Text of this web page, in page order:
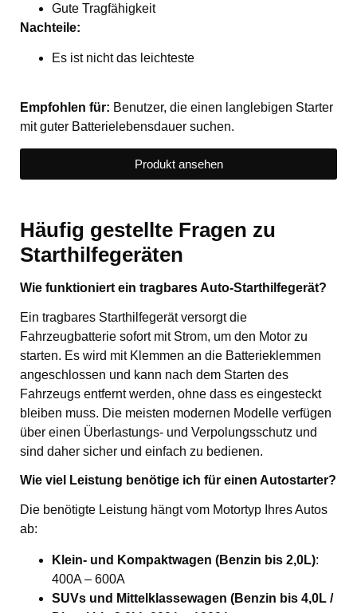
Gute Tragfähigkeit
Nachteile:
Es ist nicht das leichteste
Empfohlen für: Benutzer, die einen langlebigen Starter
mit guter Batterielebensdauer suchen.
Produkt ansehen
Häufig gestellte Fragen zu
Starthilfegeräten
Wie funktioniert ein tragbares Auto-Starthilfegerät?
Ein tragbares Starthilfegerät versorgt die
Fahrzeugbatterie sofort mit Strom, um den Motor zu
starten. Es wird mit Klemmen an die Batterieklemmen
angeschlossen und kann nach dem Starten des
Fahrzeugs entfernt werden, ohne dass es eingesteckt
bleiben muss. Die meisten modernen Modelle verfügen
über einen Überlastungs- und Verpolungsschutz und
sind daher sicher und einfach zu bedienen.
Wie viel Leistung benötige ich für einen Autostarter?
Die benötigte Leistung hängt vom Motortyp Ihres Autos
ab:
Klein- und Kompaktwagen (Benzin bis 2,0L):
400A – 600A
SUVs und Mittelklassewagen (Benzin bis 4,0L /